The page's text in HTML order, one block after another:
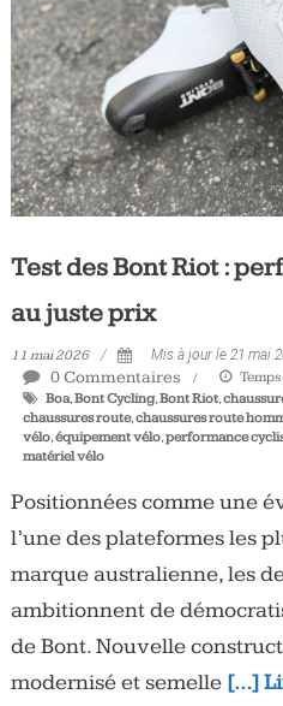
Tous
les
jours,
votre
actualité
vélo
et
triathlon
Test des Bont Riot :
au juste prix
11 mai 2026 Mis à jour le 21 mai
0 Commentaires
Boa,Bont Cycling,Bont Riot,
chaussures route,chaussures route
vélo,équipement vélo,performance
matériel vélo
Positionnées comme une
l’une des plateformes les
marque australienne, les
ambitionnent de
de Bont. Nouvelle
modernisé et semelle […]